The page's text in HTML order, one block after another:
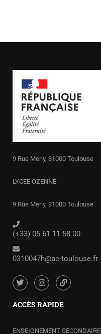
9 Rue Merly, 31000 Toulouse
LYCEE OZENNE
9 Rue Merly, 31000 Toulouse
(+33) 05 61 11 58 00
0310047h@ac-toulouse.fr
ACCÈS RAPIDE
ENSEIGNEMENT SECONDAIRE